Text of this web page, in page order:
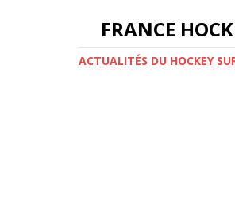
FRANCE
ACTUALITÉS DU HOCKEY